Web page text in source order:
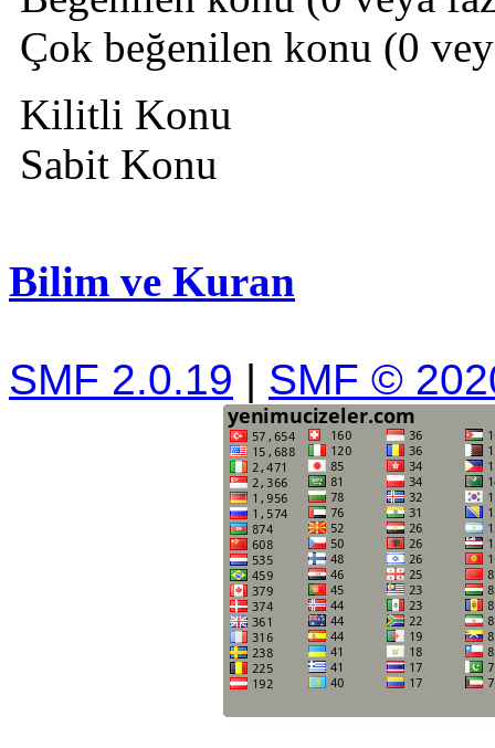
Çok beğenilen konu (0
Kilitli Konu
Sabit Konu
Bilim ve Kuran
SMF 2.0.19 | SMF ©